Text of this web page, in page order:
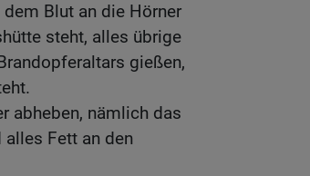
Blut an die Hörner
steht, alles übrige
gießen,
abheben, nämlich das
Fett an den